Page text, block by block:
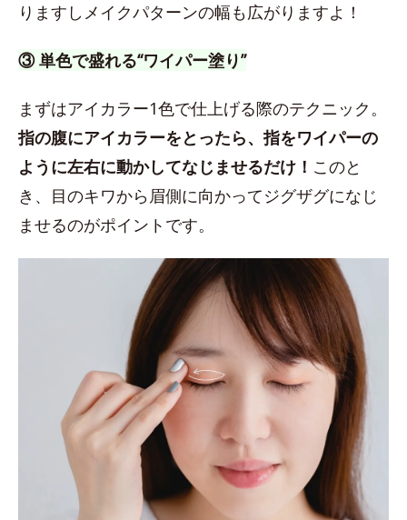
りますしメイクパターンの幅も広がりますよ！
③ 単色で盛れる“ワイパー塗り”
まずはアイカラー1色で仕上げる際のテクニック。
指の腹にアイカラーをとったら、指をワイパーの
ように左右に動かしてなじませるだけ！ このと
き、目のキワから眉側に向かってジグザグになじ
ませるのがポイントです。